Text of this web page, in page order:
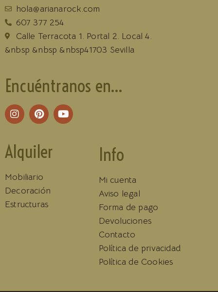
hola@arianarock.com
607 377 254
Calle Terracota 1. Portal 2. Local 4.
&nbsp &nbsp &nbsp41703 Sevilla
Encuéntranos en...
Alquiler
Mobiliario
Decoración
Estructuras
Info
Mi cuenta
Aviso legal
Forma de pago
Devoluciones
Contacto
Política de privacidad
Política de Cookies